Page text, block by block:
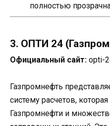
полностью
3. ОПТИ 24
Официальный сайт: opti-
Газпромнефть
систему расчетов,
Газпромнефти и